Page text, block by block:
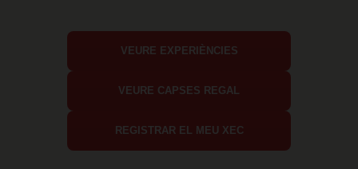
VEURE EXPERIÈNCIES
VEURE CAPSES REGAL
REGISTRAR EL MEU XEC